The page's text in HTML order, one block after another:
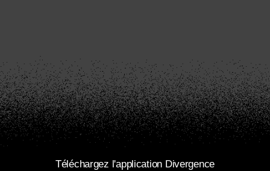
Téléchargez l'application Divergence